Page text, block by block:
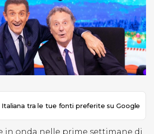
tra le tue fonti preferite su Google
in onda nelle prime settimane di